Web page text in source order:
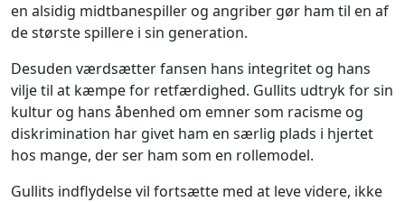
en alsidig midtbanespiller og angriber gør ham til en af
de største spillere i sin generation.
Desuden værdsætter fansen hans integritet og hans
vilje til at kæmpe for retfærdighed. Gullits udtryk for sin
kultur og hans åbenhed om emner som racisme og
diskrimination har givet ham en særlig plads i hjertet
hos mange, der ser ham som en rollemodel.
Gullits indflydelse vil fortsætte med at leve videre, ikke